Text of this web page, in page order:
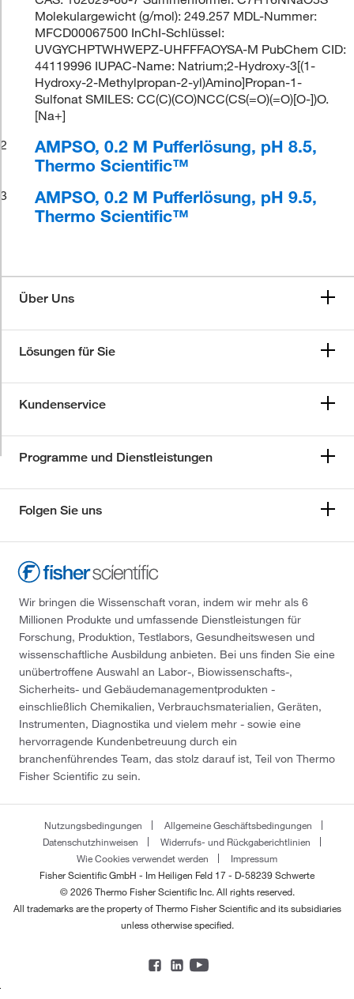
Molekulargewicht (g/mol): 249.257 MDL-Nummer:
MFCD00067500 InChI-Schlüssel:
UVGYCHPTWHWEPZ-UHFFFAOYSA-M PubChem CID:
44119996 IUPAC-Name: Natrium;2-Hydroxy-3[(1-
Hydroxy-2-Methylpropan-2-yl)Amino]Propan-1-
Sulfonat SMILES: CC(C)(CO)NCC(CS(=O)(=O)[O-])O.
[Na+]
2
AMPSO, 0.2 M Pufferlösung, pH 8.5,
Thermo Scientific™
3
AMPSO, 0.2 M Pufferlösung, pH 9.5,
Thermo Scientific™
Über Uns
Lösungen für Sie
Kundenservice
Programme und Dienstleistungen
Folgen Sie uns
Wir bringen die Wissenschaft voran, indem wir mehr als 6
Millionen Produkte und umfassende Dienstleistungen für
Forschung, Produktion, Testlabors, Gesundheitswesen und
wissenschaftliche Ausbildung anbieten. Bei uns finden Sie eine
unübertroffene Auswahl an Labor-, Biowissenschafts-,
Sicherheits- und Gebäudemanagementprodukten -
einschließlich Chemikalien, Verbrauchsmaterialien, Geräten,
Instrumenten, Diagnostika und vielem mehr - sowie eine
hervorragende Kundenbetreuung durch ein
branchenführendes Team, das stolz darauf ist, Teil von Thermo
Fisher Scientific zu sein.
Nutzungsbedingungen
Allgemeine Geschäftsbedingungen
Datenschutzhinweisen
Widerrufs- und Rückgaberichtlinien
Wie Cookies verwendet werden
Impressum
Fisher Scientific GmbH - Im Heiligen Feld 17 - D-58239 Schwerte
© 2026 Thermo Fisher Scientific Inc. All rights reserved.
All trademarks are the property of Thermo Fisher Scientific and its subsidiaries
unless otherwise specified.